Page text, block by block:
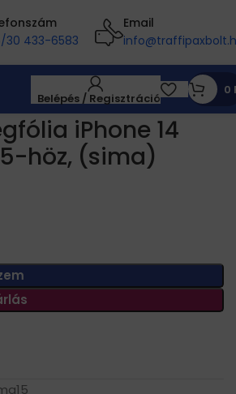
30 433-6583
Email
Belépés / Regisztráció
0
iPhone 16-hoz
iPhone 14
höz, (sima)